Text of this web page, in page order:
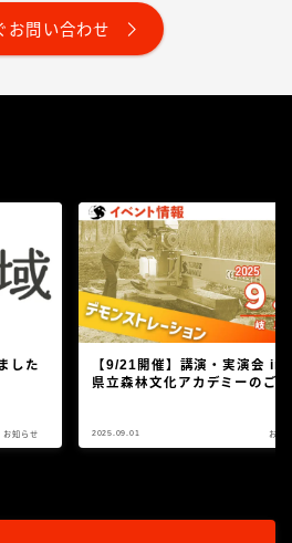
お問い合わせ
した
お知らせ
【9/21開催】講演・実演会 in
県立森林文化アカデミーのご
2025.09.01 お知